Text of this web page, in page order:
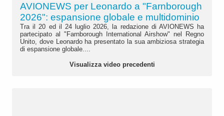
AVIONEWS per Leonardo a "Farnborough
2026": espansione globale e multidominio
Tra il 20 ed il 24 luglio 2026, la redazione di AVIONEWS ha
partecipato al "Farnborough International Airshow" nel Regno
Unito, dove Leonardo ha presentato la sua ambiziosa strategia
di espansione globale....
Visualizza video precedenti